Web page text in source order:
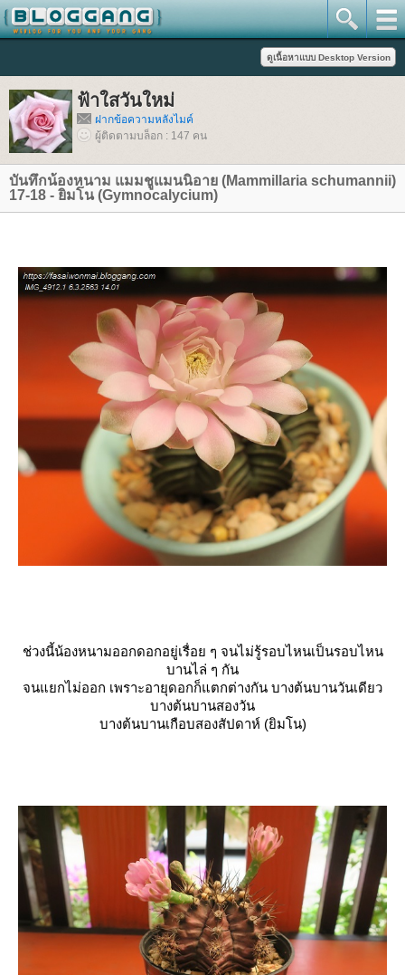
ฟ้าใสวันใหม่
ฝากข้อความหลังไมค์
ผู้ติดตามบล็อก : 147 คน
บันทึกน้องหนาม แมมชูแมนนิอาย (Mammillaria schumannii)
17-18 - ยิมโน (Gymnocalycium)
ช่วงนี้น้องหนามออกดอกอยู่เรื่อย ๆ จนไม่รู้รอบไหนเป็นรอบไหน
บานไล่ ๆ กัน
จนแยกไม่ออก เพราะอายุดอกก็แตกต่างกัน บางต้นบานวันเดียว
บางต้นบานสองวัน
บางต้นบานเกือบสองสัปดาห์ (ยิมโน)